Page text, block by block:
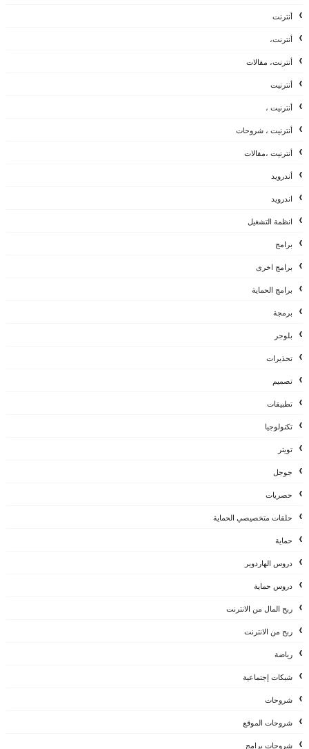
أنترنت
أنترنت،
أنترنت، مقالات
أنترنيت
أنترنيت ،
أنترنيت ، شروحات
أنترنيت ،مقالات
أندرويد
اندرويد
انظمة التشغيل
برامج
برامج اخرى
برامج الحماية
برمجة
بلوجر
تحذيرات
تصميم
تطبيقات
تكنولوجيا
تويتر
جوجل
حصريات
حلقات متخصيصي الحماية
حماية
دروس الهاردوير
دروس حماية
ربح المال من الانترنت
ربح من الانترنت
رياضة
شبكات إجتماعية
شروحات
شروحات الموقع
شروحات برامج